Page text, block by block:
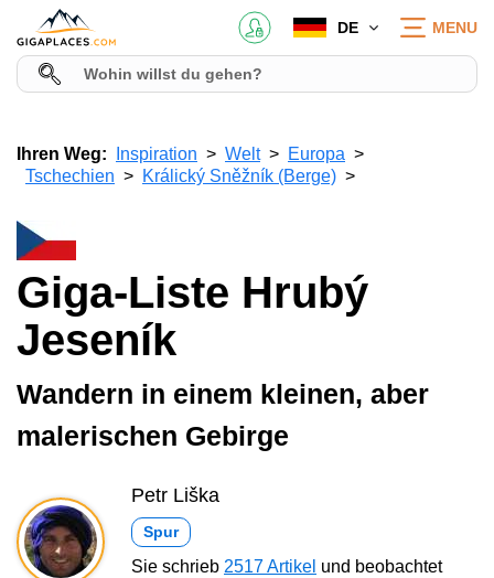
DE MENU
Ihren Weg: Inspiration Welt
Europa
Tschechien
Králický Sněžník (Berge)
Giga-Liste Hrubý
Jeseník
Wandern in einem kleinen, aber
malerischen Gebirge
Petr Liška
Spur
Sie schrieb 2517 Artikel und beobachtet